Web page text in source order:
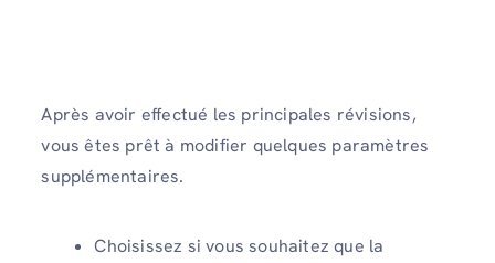
Après avoir effectué les principales révisions,
vous êtes prêt à modifier quelques paramètres
supplémentaires.
Choisissez si vous souhaitez que la